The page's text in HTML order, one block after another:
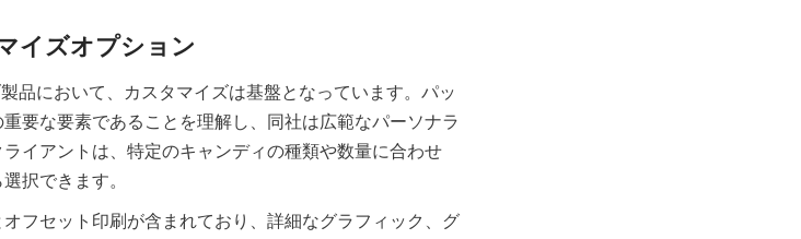
品において、カスタマイズは基盤となっています。パッ
要な要素であることを理解し、同社は広範なパーソナラ
イアントは、特定のキャンディの種類や数量に合わせ
択できます。
フセット印刷が含まれており、詳細なグラフィック、グ